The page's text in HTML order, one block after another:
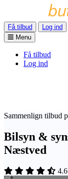
Få tilbud
Log ind
Menu
Få tilbud
Log ind
Sammenlign tilbud
Bilsyn &
Næstved
4.6